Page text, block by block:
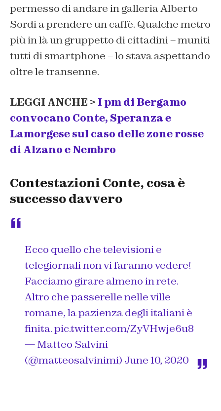
permesso di andare in galleria Alberto
Sordi a prendere un caffè. Qualche metro
più in là un gruppetto di cittadini – muniti
tutti di smartphone – lo stava aspettando
oltre le transenne.
LEGGI ANCHE > I pm di Bergamo
convocano Conte, Speranza e
Lamorgese sul caso delle zone rosse
di Alzano e Nembro
Contestazioni Conte, cosa è
successo davvero
Ecco quello che televisioni e
telegiornali non vi faranno vedere!
Facciamo girare almeno in rete.
Altro che passerelle nelle ville
romane, la pazienza degli italiani è
finita.pic.twitter.com/ZyVHwje6u8
— Matteo Salvini
(@matteosalvinimi) June 10, 2020